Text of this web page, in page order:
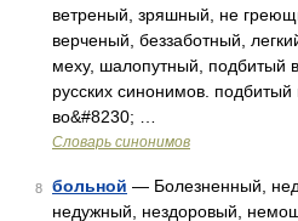
ветреный, зряшный, не
верченый, беззаботный,
меху, шалопутный, подбитый
русских синонимов.
во&#8230; …
Словарь синонимов
8 больной — Болезненный,
недужный, нездоровый,